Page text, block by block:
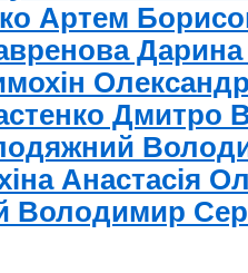
Артем
Дарина
Дмитро
Анастасія
Володимир